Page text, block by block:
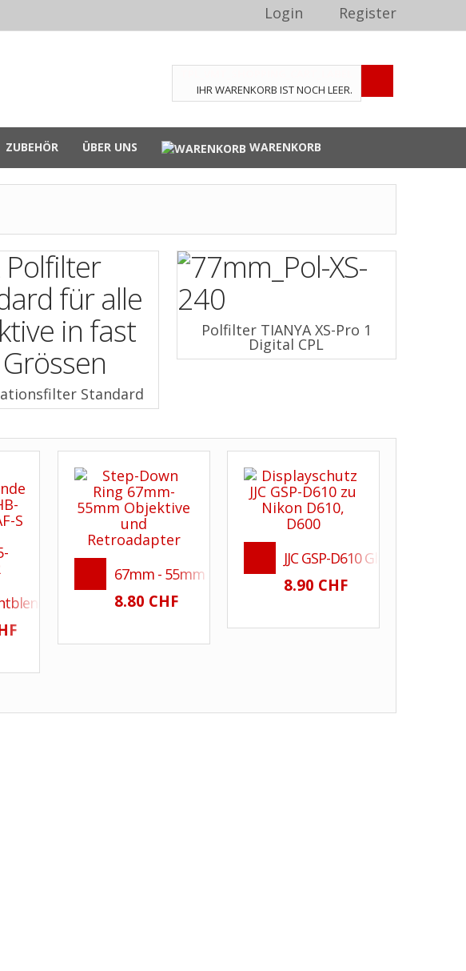
Login Register
IHR WARENKORB IST NOCH LEER.
ZUBEHÖR ÜBER UNS WARENKORB
Standard
Polfilter TIANYA XS-Pro 1
Digital CPL
JJC LH-57 ersetzt HB-57 für Nikon AF-S Nikkor 55-300mm f/4.5-5.6G
67mm - 55mm Step Down Ring - Verkleinerungsring für
8.80 CHF
JJC GSP-D610 Glas
8.90 CHF